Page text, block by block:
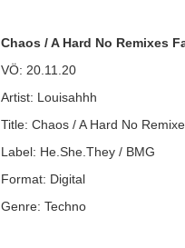
Chaos / A Hard No Remixes
VÖ: 20.11.20
Artist: Louisahhh
Title: Chaos / A Hard No
Label: He.She.They / BMG
Format: Digital
Genre: Techno